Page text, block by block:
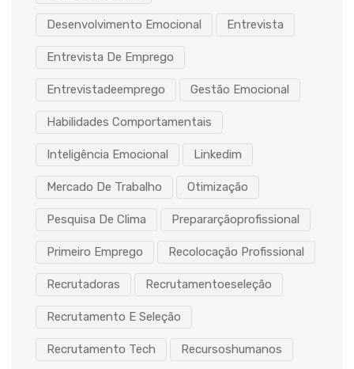
Desenvolvimento Emocional Entrevista
Entrevista De Emprego
Entrevistadeemprego Gestão Emocional
Habilidades Comportamentais
Inteligência Emocional Linkedim
Mercado De Trabalho Otimização
Pesquisa De Clima Prepararçãoprofissional
Primeiro Emprego Recolocação Profissional
Recrutadoras Recrutamentoeseleção
Recrutamento E Seleção
Recrutamento Tech Recursoshumanos